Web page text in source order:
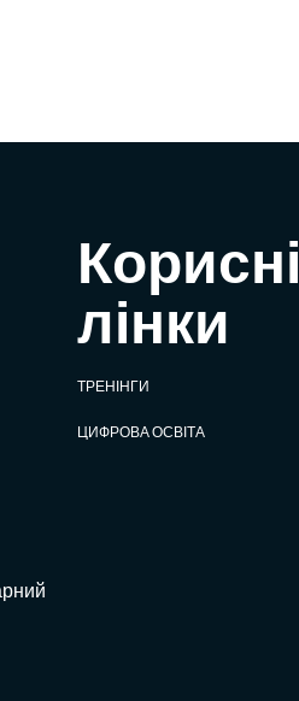
Корисні
лінки
ТРЕНІНГИ
ЦИФРОВА ОСВІТА